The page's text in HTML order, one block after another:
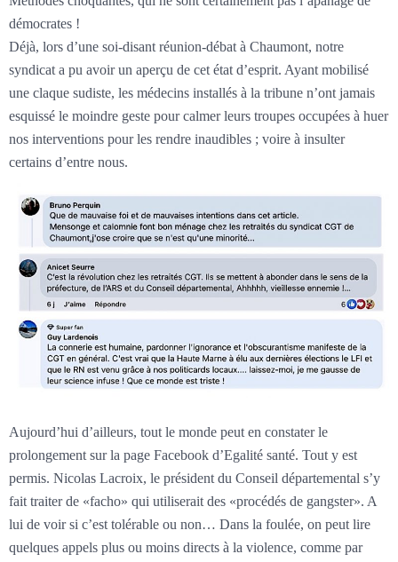
démocrates !
Déjà, lors d’une soi-disant réunion-débat à Chaumont, notre
syndicat a pu avoir un aperçu de cet état d’esprit. Ayant mobilisé
une claque sudiste, les médecins installés à la tribune n’ont jamais
esquissé le moindre geste pour calmer leurs troupes occupées à huer
nos interventions pour les rendre inaudibles ; voire à insulter
certains d’entre nous.
Aujourd’hui d’ailleurs, tout le monde peut en constater le
prolongement sur la page Facebook d’Egalité santé. Tout y est
permis. Nicolas Lacroix, le président du Conseil départemental s’y
fait traiter de «facho» qui utiliserait des «procédés de gangster». A
lui de voir si c’est tolérable ou non… Dans la foulée, on peut lire
quelques appels plus ou moins directs à la violence, comme par